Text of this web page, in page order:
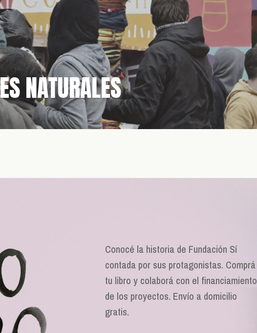
NATURALES
Conocé la historia de Fundación Sí
contada por sus protagonistas. Comprá
tu libro y colaborá con el financiamiento
de los proyectos. Envío a domicilio
gratis.